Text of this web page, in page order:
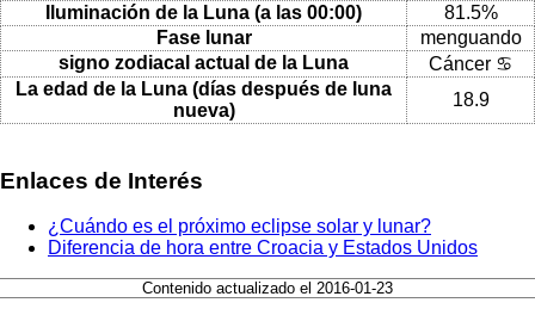
Iluminación de la Luna (a las 00:00)
81.5%
Fase lunar
menguando
signo zodiacal actual de la Luna
Cáncer ♋
La edad de la Luna (días después de luna
nueva)
18.9
Enlaces de Interés
¿Cuándo es el próximo eclipse solar y lunar?
Diferencia de hora entre Croacia y Estados Unidos
Contenido actualizado el 2016-01-23